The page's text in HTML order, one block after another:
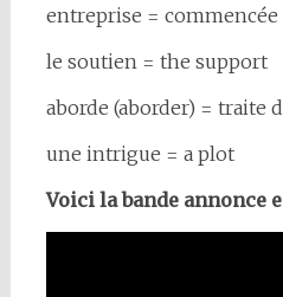
entreprise = commencée
le soutien = the support
aborde (aborder) = traite
une intrigue = a plot
Voici la bande annonce